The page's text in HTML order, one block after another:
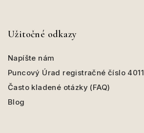
i
s
Užitočné odkazy
Napíšte nám
Puncový Úrad registračné číslo 4011
Často kladené otázky (FAQ)
Blog